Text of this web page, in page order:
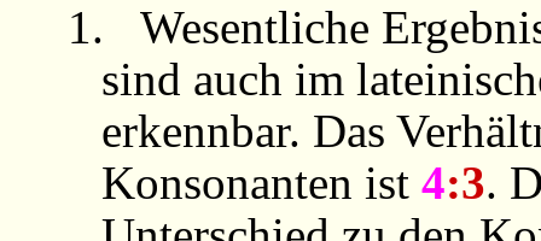
1.
Wesentliche
sind auch im
erkennbar. Das
Konsonanten ist 4:3.